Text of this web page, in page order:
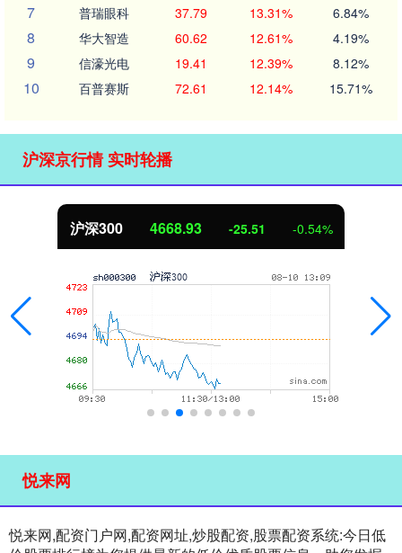
7 普瑞眼科 37.79 13.31% 6.84%
8 华大智造 60.62 12.61% 4.19%
9 信濠光电 19.41 12.39% 8.12%
10 百普赛斯 72.61 12.14% 15.71%
沪深京行情 实时轮播
沪深300 4668.93 -25.51 -0.54%
悦来网
悦来网,配资门户网,配资网址,炒股配资,股票配资系统:今日低